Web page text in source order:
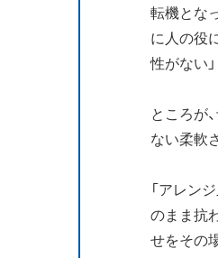
転機とな
に人の役
性がない
ところが
ない柔軟
「アレン
のまま抗
せをその